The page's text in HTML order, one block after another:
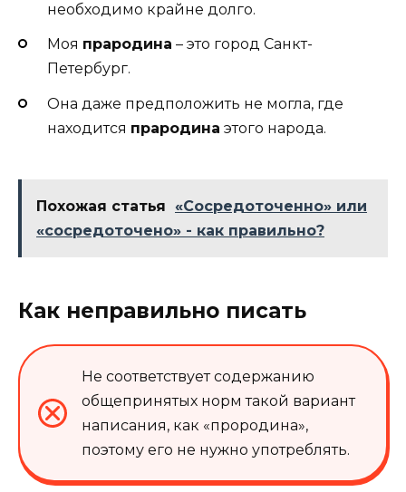
необходимо крайне долго.
Моя прародина – это город Санкт-
Петербург.
Она даже предположить не могла, где
находится прародина этого народа.
Похожая статья
«Сосредоточенно» или
«сосредоточено» - как правильно?
Как неправильно писать
Не соответствует содержанию
общепринятых норм такой вариант
написания, как «прородина»,
поэтому его не нужно употреблять.